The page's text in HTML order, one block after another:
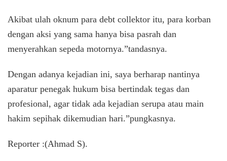
Akibat ulah oknum para debt collektor itu, para korban
dengan aksi yang sama hanya bisa pasrah dan
menyerahkan sepeda motornya.”tandasnya.
Dengan adanya kejadian ini, saya berharap nantinya
aparatur penegak hukum bisa bertindak tegas dan
profesional, agar tidak ada kejadian serupa atau main
hakim sepihak dikemudian hari.”pungkasnya.
Reporter :(Ahmad S).